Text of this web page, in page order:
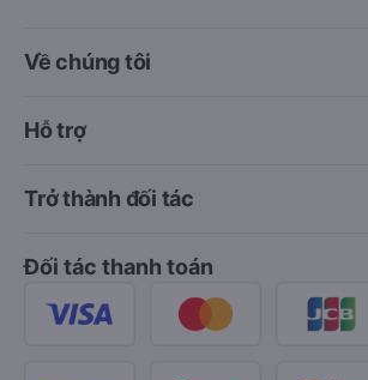
Về chúng tôi
Hỗ trợ
Trở thành đối tác
Đối tác thanh toán